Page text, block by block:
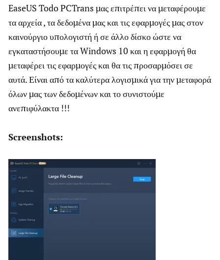
EaseUS Todo PCTrans μας επιτρέπει να μεταφέρουμε
τα αρχεία , τα δεδομένα μας και τις εφαρμογές μας στον
καινούργιο υπολογιστή ή σε άλλο δίσκο ώστε να
εγκαταστήσουμε τα Windows 10 και η εφαρμογή θα
μεταφέρει τις εφαρμογές και θα τις προσαρμόσει σε
αυτά. Είναι από τα καλύτερα λογισμικά για την μεταφορά
όλων μας των δεδομένων και το συνιστούμε
ανεπιφύλακτα !!!
Screenshots: